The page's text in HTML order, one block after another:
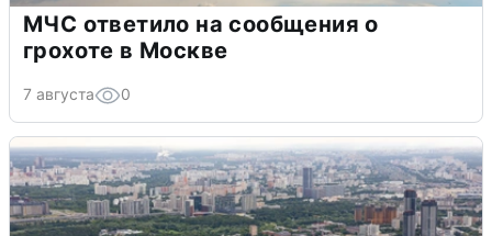
МЧС ответило на сообщения о
грохоте в Москве
7 августа 0